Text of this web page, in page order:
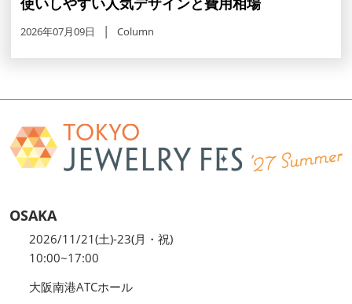
2026年07月09日 Column
OSAKA
2026/11/21(土)-23(月・祝)
10:00~17:00
大阪南港ATCホール